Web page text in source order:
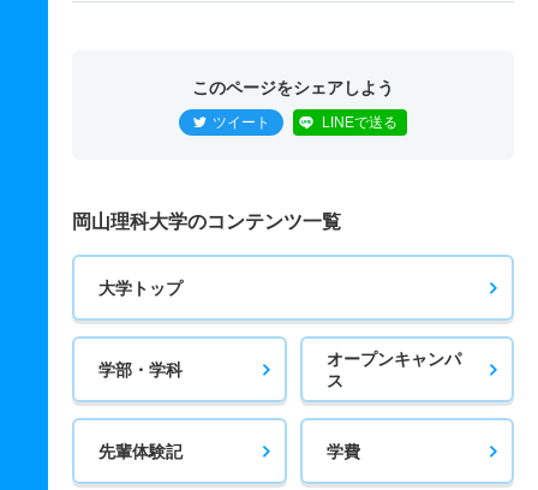
このページをシェアしよう
ツイート LINEで送る
岡山理科大学のコンテンツ一覧
大学トップ
学部・学科
オープンキャンパ
ス
先輩体験記 学費